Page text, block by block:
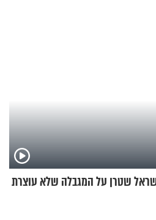
שטרן על המגבלה שלא עוצרת